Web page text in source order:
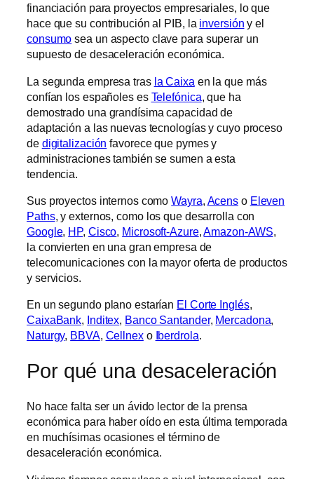
financiación para proyectos empresariales, lo que
hace que su contribución al PIB, la inversión y el
consumo sea un aspecto clave para superar un
supuesto de desaceleración económica.
La segunda empresa tras la Caixa en la que más
confían los españoles es Telefónica, que ha
demostrado una grandísima capacidad de
adaptación a las nuevas tecnologías y cuyo proceso
de digitalización favorece que pymes y
administraciones también se sumen a esta
tendencia.
Sus proyectos internos comoWayra, Acens o Eleven
Paths, y externos, como los que desarrolla con
Google, HP, Cisco, Microsoft-Azure,Amazon-AWS,
la convierten en una gran empresa de
telecomunicaciones con la mayor oferta de productos
y servicios.
En un segundo plano estarían El Corte Inglés,
CaixaBank, Inditex, Banco Santander, Mercadona,
Naturgy, BBVA, Cellnexo Iberdrola.
Por qué una desaceleración
No hace falta ser un ávido lector de la prensa
económica para haber oído en esta última temporada
en muchísimas ocasiones el término de
desaceleración económica.